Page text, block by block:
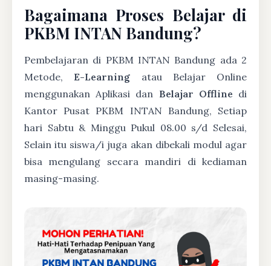
Bagaimana Proses Belajar di
PKBM INTAN Bandung?
Pembelajaran di PKBM INTAN Bandung ada 2
Metode,E-Learning atau Belajar Online
menggunakan Aplikasi dan Belajar Offline di
Kantor Pusat PKBM INTAN Bandung, Setiap
hari Sabtu & Minggu Pukul 08.00 s/d Selesai,
Selain itu siswa/i juga akan dibekali modul agar
bisa mengulang secara mandiri di kediaman
masing-masing.